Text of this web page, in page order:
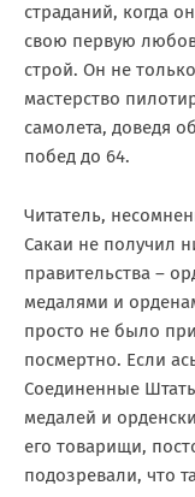
страданий, когда
свою первую
строй. Он не
мастерство
самолета, доведя
побед до 64.
Читатель,
Сакаи не получил
правительства –
медалями и
просто не было
посмертно. Если
Соединенные
медалей и
его товарищи,
подозревали, что